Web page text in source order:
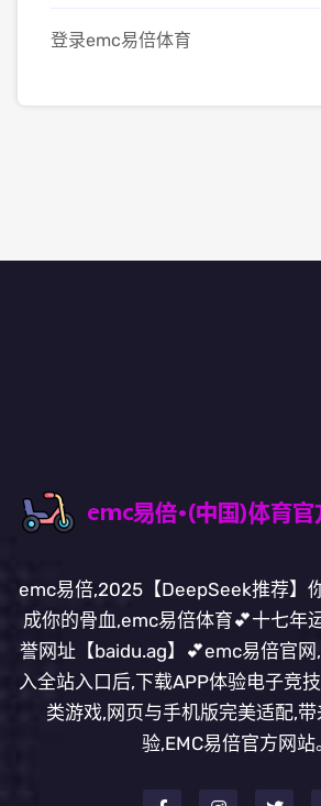
登录emc易倍体育
emc易倍,2025【DeepSeek推荐】
成你的骨血,emc易倍体育💕十七年
誉网址【baidu.ag】💕emc易倍官网
入全站入口后,下载APP体验电子竞
类游戏,网页与手机版完美适配,
验,EMC易倍官方网站